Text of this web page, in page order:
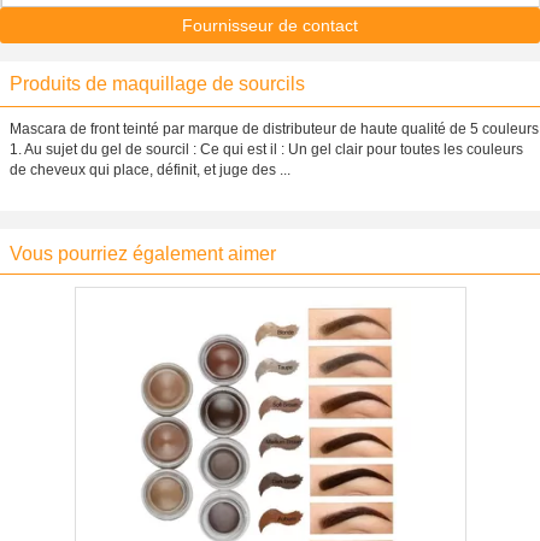
Fournisseur de contact
Produits de maquillage de sourcils
Mascara de front teinté par marque de distributeur de haute qualité de 5 couleurs
1. Au sujet du gel de sourcil : Ce qui est il : Un gel clair pour toutes les couleurs
de cheveux qui place, définit, et juge des ...
Vous pourriez également aimer